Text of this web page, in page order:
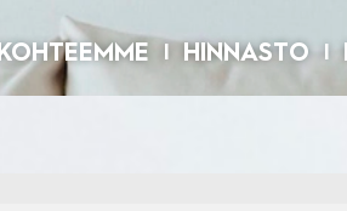
KOHTEEMME HINNASTO